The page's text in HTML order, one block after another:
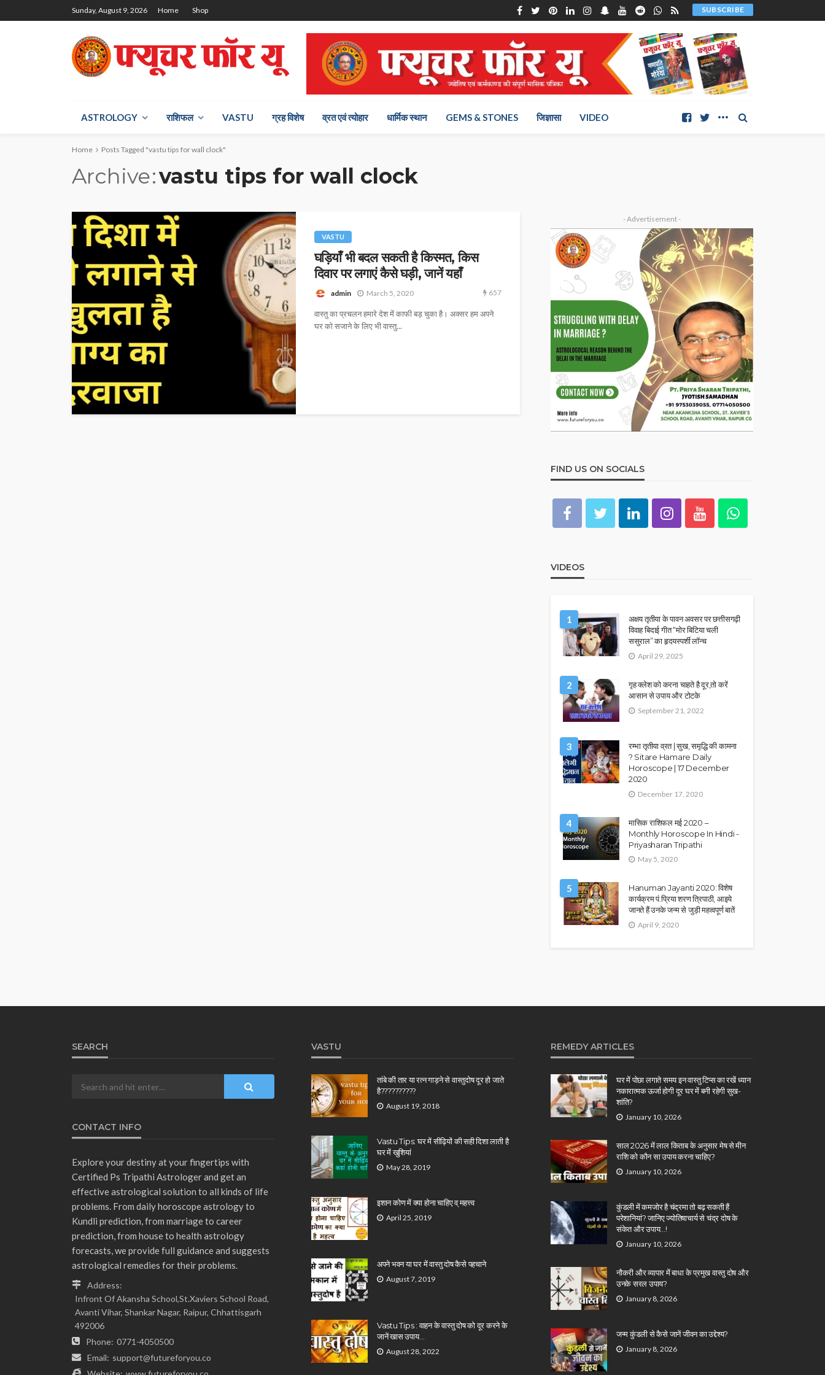
Sunday, August 9, 2026 Home Shop SUBSCRIBE
ASTROLOGY राश‍िफल VASTU ग्रह विशेष व्रत एवं त्योहार धार्मिक स्थान GEMS & STONES जिज्ञासा VIDEO
Home Posts Tagged "vastu tips for wall clock"
Archive vastu tips for wall clock
VASTU
घड़ियाँ भी बदल सकती है किस्मत, किस
दिवार पर लगाएं कैसे घड़ी, जानें यहाँ
admin March 5, 2020 657
वास्तु का प्रचलन हमारे देश में काफी बड़ चुका है। अक्सर हम अपने
घर को सजाने के लिए भी वास्तु...
- Advertisement -
FIND US ON SOCIALS
VIDEOS
1
अक्षय तृतीया के पावन अवसर पर छत्तीसगढ़ी
विवाह बिदाई गीत “मोर बिटिया चली
ससुराल” का हृदयस्पर्शी लॉन्च
April 29, 2025
2
गृह क्लेश को करना चाहते है दूर,तो करें
आसान से उपाय और टोटके
September 21, 2022
3
रम्भा तृतीया व्रत | सुख, समृद्धि की कामना
? Sitare Hamare Daily
Horoscope | 17 December
2020
December 17, 2020
4
मासिक राशिफल मई 2020 –
Monthly Horoscope In Hindi -
Priyasharan Tripathi
May 5, 2020
5
Hanuman Jayanti 2020: विशेष
कार्यक्रम पं.प्रिया शरण त्रिपाठी, आइये
जानते हैं उनके जन्म से जुड़ी महत्वपूर्ण बातें
April 9, 2020
SEARCH
CONTACT INFO
Explore your destiny at your fingertips with
Certified Ps Tripathi Astrologer and get an
effective astrological solution to all kinds of life
problems. From daily horoscope astrology to
Kundli prediction, from marriage to career
prediction, from house to health astrology
forecasts, we provide full guidance and suggests
astrological remedies for their problems.
Address:
Infront Of Akansha School,St.Xaviers School Road,
Avanti Vihar, Shankar Nagar, Raipur, Chhattisgarh
492006
Phone: 0771-4050500
Email: support@futureforyou.co
VASTU
तांबे की तार या रत्न गाड़ने से वास्तुदोष दूर हो जाते
है??????????
August 19, 2018
Vastu Tips: घर में सीढ़ियों की सही दिशा लाती है
घर में खुशियां
May 28, 2019
इशान कोण में क्या होना चाहिए व् महत्त्व
April 25, 2019
अपने भवन या घर में वास्तु दोष कैसे पहचाने
August 7, 2019
Vastu Tips : वाहन के वास्तु दोष को दूर करने के
जानें खास उपाय…
August 28, 2022
REMEDY ARTICLES
घर में पोछा लगाते समय इन वास्तु टिप्स का रखें ध्यान
नकारात्मक ऊर्जा होगी दूर घर में बनी रहेगी सुख-
शांति?
January 10, 2026
साल 2026 में लाल किताब के अनुसार मेष से मीन
राशि को कौन सा उपाय करना चाहिए?
January 10, 2026
कुंडली में कमजोर है चंद्रमा तो बढ़ सकती हैं
परेशानियां? जानिए ज्योतिषाचार्य से चंद्र दोष के
संकेत और उपाय…!
January 10, 2026
नौकरी और व्यापार में बाधा के प्रमुख वास्तु दोष और
उनके सरल उपाय?
January 8, 2026
जन्म कुंडली से कैसे जानें जीवन का उद्देश्य?
January 8, 2026